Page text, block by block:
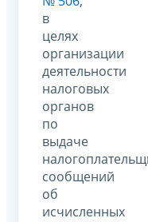
в
целях
организации
деятельности
налоговых
органов
по
выдаче
сообщений
об
исчисленных